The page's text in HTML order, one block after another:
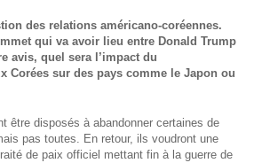
des relations américano-coréennes.
qui va avoir lieu entre Donald Trump
avis, quel sera l’impact du
Corées sur des pays comme le Japon ou
être disposés à abandonner certaines de
pas toutes. En retour, ils voudront une
de paix officiel mettant fin à la guerre de